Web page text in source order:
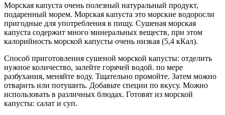
Морская капуста очень полезный натуральный продукт,
подаренный морем. Морская капуста это морские водоросли
пригодные для употребления в пищу. Сушеная морская
капуста содержит много минеральных веществ, при этом
калорийность морской капусты очень низкая (5,4 кКал).
Способ приготовления сушеной морской капусты: отделить
нужное количество, залейте горячей водой. по мере
разбухания, меняйте воду. Тщательно промойте. Затем можно
отварить или потушить. Добавьте специи по вкусу. Можно
использовать в различных блюдах. Готовят из морской
капусты: салат и суп.